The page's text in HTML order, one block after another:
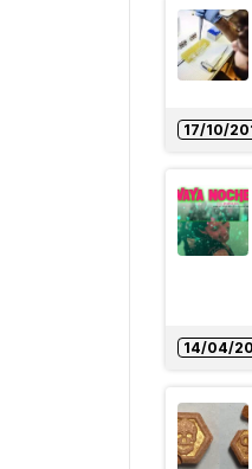
17/10/
14/04/